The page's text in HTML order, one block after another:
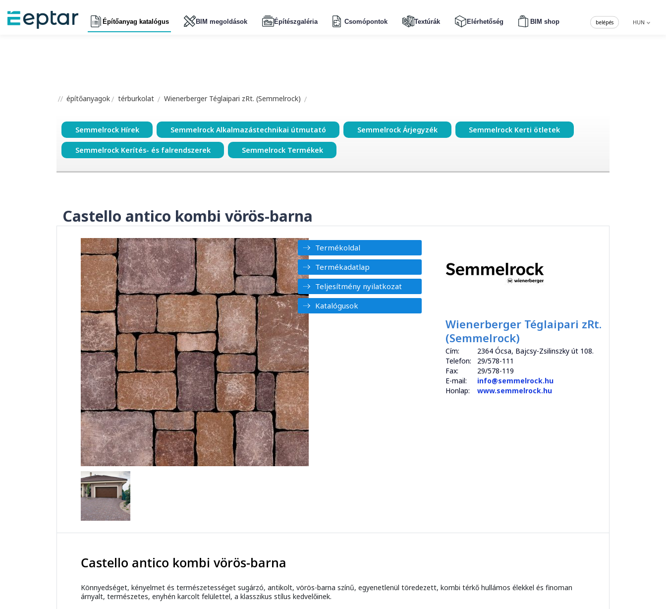
Építőanyag katalógus BIM megoldások Építészgaléria Csomópontok Textúrák Elérhetőség BIM shop HUN
belépés
építőanyagok térburkolat Wienerberger Téglaipari zRt. (Semmelrock)
Semmelrock Hírek Semmelrock Alkalmazástechnikai útmutató Semmelrock Árjegyzék Semmelrock Kerti ötletek
Semmelrock Kerítés- és falrendszerek Semmelrock Termékek
Castello antico kombi vörös-barna
Termékoldal
Termékadatlap
Teljesítmény nyilatkozat
Katalógusok
Wienerberger Téglaipari zRt.
(Semmelrock)
Cím:
2364 Ócsa, Bajcsy-Zsilinszky út 108.
Telefon:
29/578-111
Fax:
29/578-119
E-mail:
info@semmelrock.hu
Honlap:
www.semmelrock.hu
Castello antico kombi vörös-barna
Könnyedséget, kényelmet és természetességet sugárzó, antikolt, vörös-barna színű, egyenetlenül töredezett, kombi térkő hullámos élekkel és finoman
árnyalt, természetes, enyhén karcolt felülettel, a klasszikus stílus kedvelőinek.